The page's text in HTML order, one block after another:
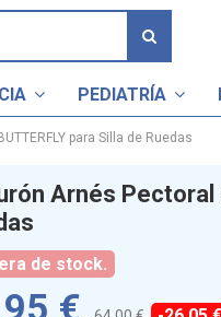
PEDIATRÍA
para Silla de Ruedas
Arnés Pectoral
de stock.